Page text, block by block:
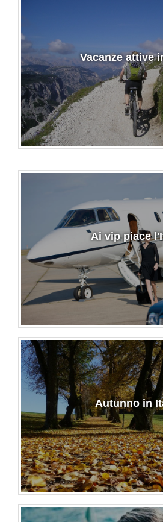
Vacanze attive
Ai vip piace
Autunno in